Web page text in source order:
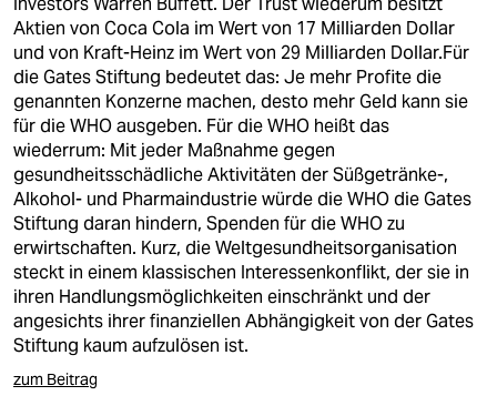
Aktien von Coca Cola im Wert von 17 Milliarden Dollar
und von Kraft-Heinz im Wert von 29 Milliarden Dollar.Für
die Gates Stiftung bedeutet das: Je mehr Profite die
genannten Konzerne machen, desto mehr Geld kann sie
für die WHO ausgeben. Für die WHO heißt das
wiederrum: Mit jeder Maßnahme gegen
gesundheitsschädliche Aktivitäten der Süßgetränke-,
Alkohol- und Pharmaindustrie würde die WHO die Gates
Stiftung daran hindern, Spenden für die WHO zu
erwirtschaften. Kurz, die Weltgesundheitsorganisation
steckt in einem klassischen Interessenkonflikt, der sie in
ihren Handlungsmöglichkeiten einschränkt und der
angesichts ihrer finanziellen Abhängigkeit von der Gates
Stiftung kaum aufzulösen ist.
zum Beitrag